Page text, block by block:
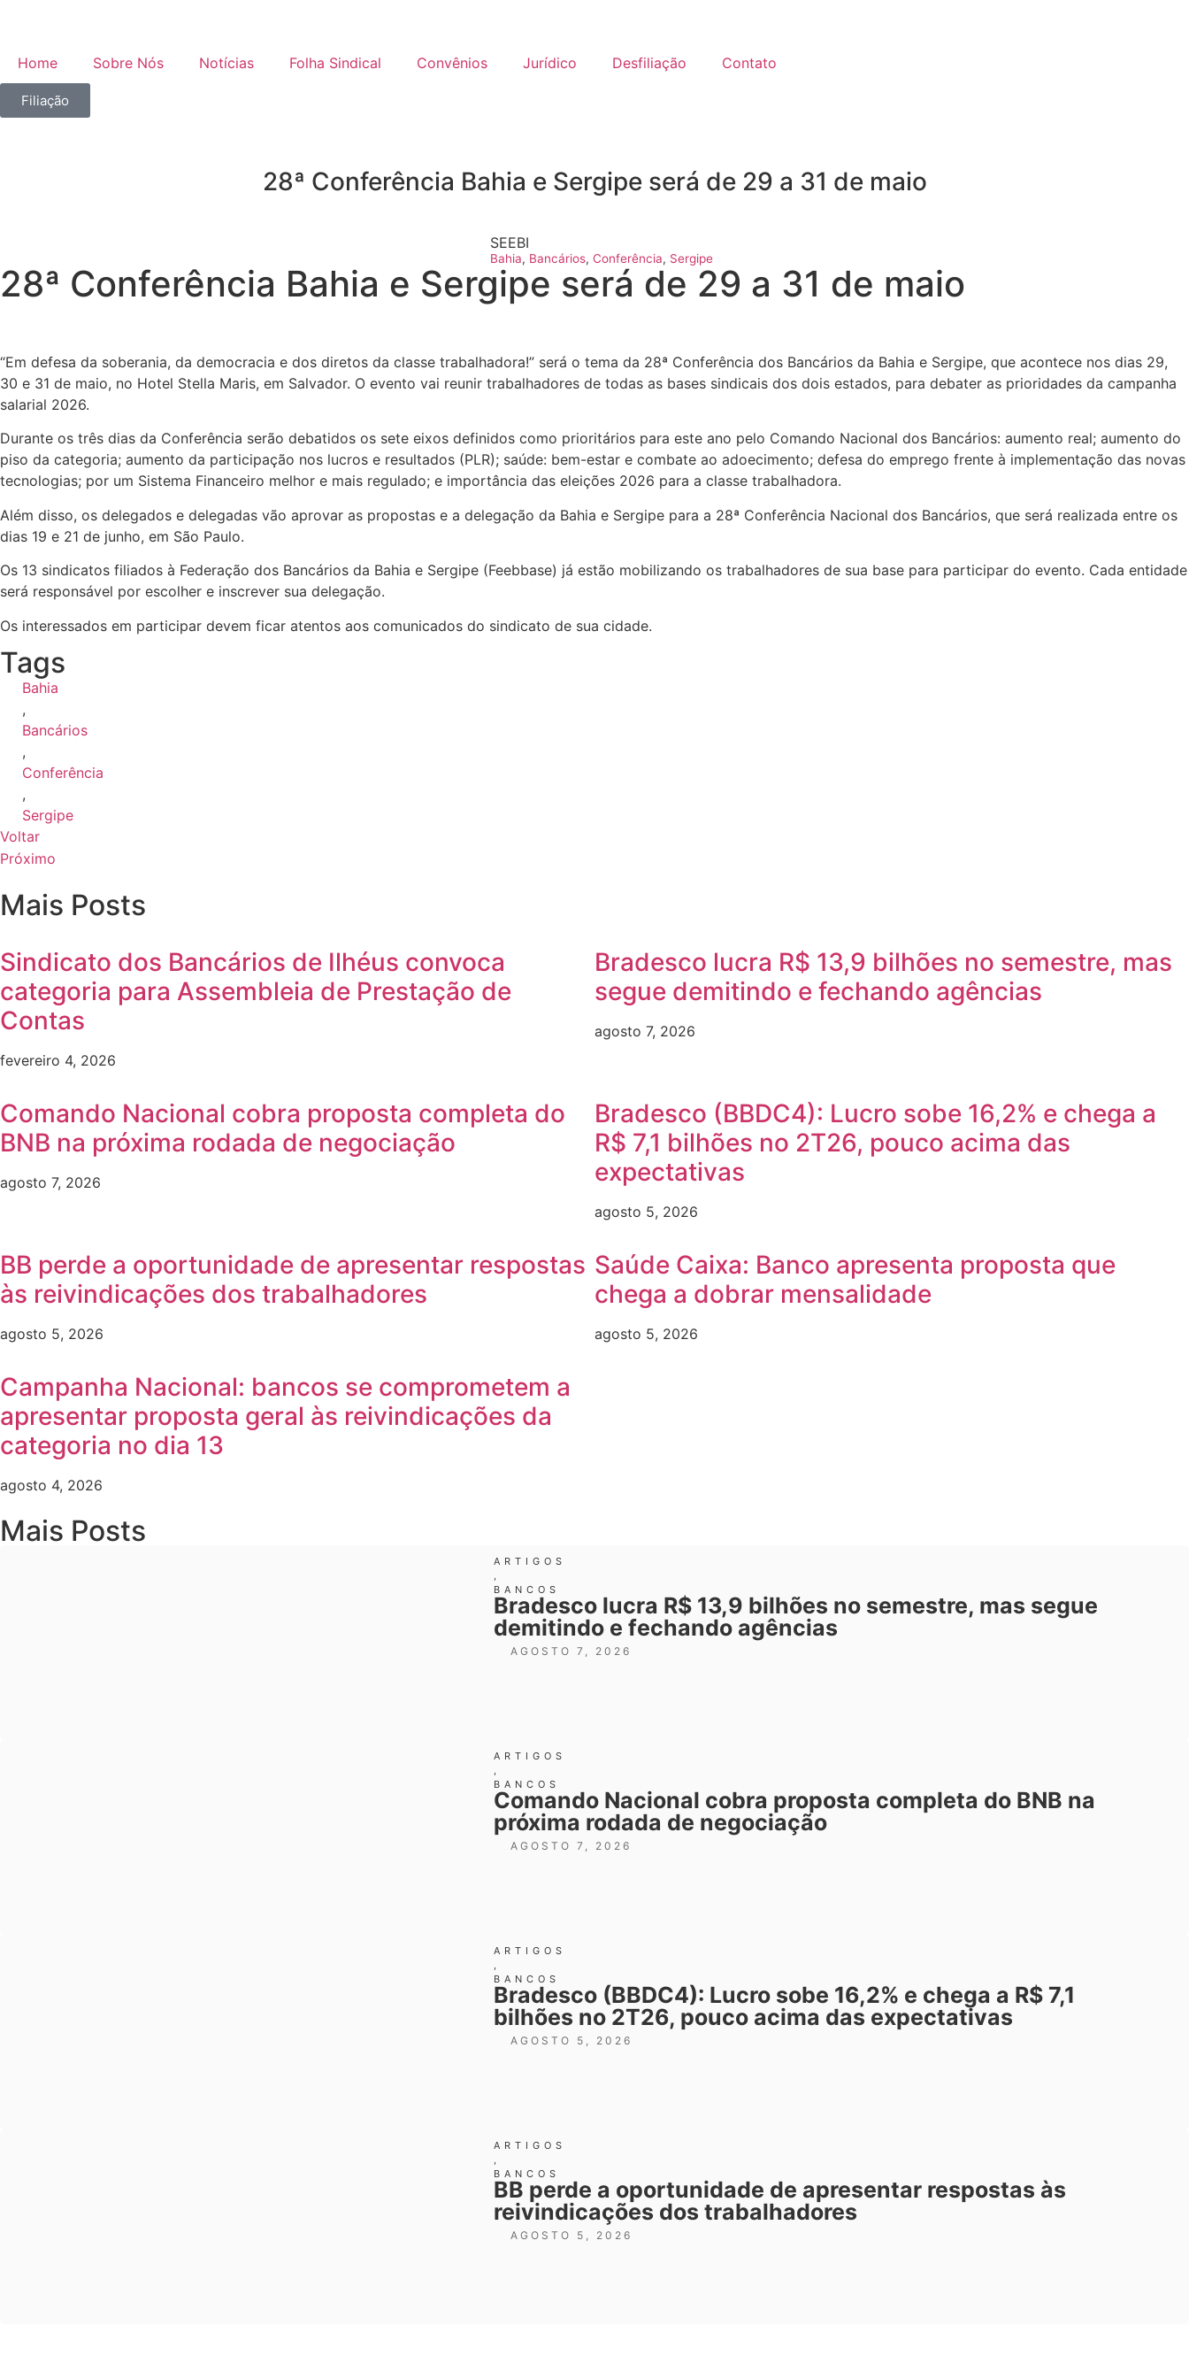
Home Sobre Nós Notícias Folha Sindical Convênios Jurídico Desfiliação Contato
Filiação
28ª Conferência Bahia e Sergipe será de 29 a 31 de maio
SEEBI
Bahia, Bancários, Conferência, Sergipe
28ª Conferência Bahia e Sergipe será de 29 a 31 de maio
“Em defesa da soberania, da democracia e dos diretos da classe trabalhadora!” será o tema da 28ª Conferência dos Bancários da Bahia e Sergipe, que acontece nos dias 29,
30 e 31 de maio, no Hotel Stella Maris, em Salvador. O evento vai reunir trabalhadores de todas as bases sindicais dos dois estados, para debater as prioridades da campanha
salarial 2026.
Durante os três dias da Conferência serão debatidos os sete eixos definidos como prioritários para este ano pelo Comando Nacional dos Bancários: aumento real; aumento do
piso da categoria; aumento da participação nos lucros e resultados (PLR); saúde: bem-estar e combate ao adoecimento; defesa do emprego frente à implementação das novas
tecnologias; por um Sistema Financeiro melhor e mais regulado; e importância das eleições 2026 para a classe trabalhadora.
Além disso, os delegados e delegadas vão aprovar as propostas e a delegação da Bahia e Sergipe para a 28ª Conferência Nacional dos Bancários, que será realizada entre os
dias 19 e 21 de junho, em São Paulo.
Os 13 sindicatos filiados à Federação dos Bancários da Bahia e Sergipe (Feebbase) já estão mobilizando os trabalhadores de sua base para participar do evento. Cada entidade
será responsável por escolher e inscrever sua delegação.
Os interessados em participar devem ficar atentos aos comunicados do sindicato de sua cidade.
Tags
Bahia
,
Bancários
,
Conferência
,
Sergipe
Voltar
Próximo
Mais Posts
Sindicato dos Bancários de Ilhéus convoca
categoria para Assembleia de Prestação de
Contas
fevereiro 4, 2026
Bradesco lucra R$ 13,9 bilhões no semestre, mas
segue demitindo e fechando agências
agosto 7, 2026
Comando Nacional cobra proposta completa do
BNB na próxima rodada de negociação
agosto 7, 2026
Bradesco (BBDC4): Lucro sobe 16,2% e chega a
R$ 7,1 bilhões no 2T26, pouco acima das
expectativas
agosto 5, 2026
BB perde a oportunidade de apresentar respostas
às reivindicações dos trabalhadores
agosto 5, 2026
Saúde Caixa: Banco apresenta proposta que
chega a dobrar mensalidade
agosto 5, 2026
Campanha Nacional: bancos se comprometem a
apresentar proposta geral às reivindicações da
categoria no dia 13
agosto 4, 2026
Mais Posts
ARTIGOS
,
BANCOS
Bradesco lucra R$ 13,9 bilhões no semestre, mas segue
demitindo e fechando agências
AGOSTO 7, 2026
ARTIGOS
,
BANCOS
Comando Nacional cobra proposta completa do BNB na
próxima rodada de negociação
AGOSTO 7, 2026
ARTIGOS
,
BANCOS
Bradesco (BBDC4): Lucro sobe 16,2% e chega a R$ 7,1
bilhões no 2T26, pouco acima das expectativas
AGOSTO 5, 2026
ARTIGOS
,
BANCOS
BB perde a oportunidade de apresentar respostas às
reivindicações dos trabalhadores
AGOSTO 5, 2026